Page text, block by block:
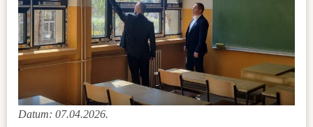
Datum: 07.04.2026.